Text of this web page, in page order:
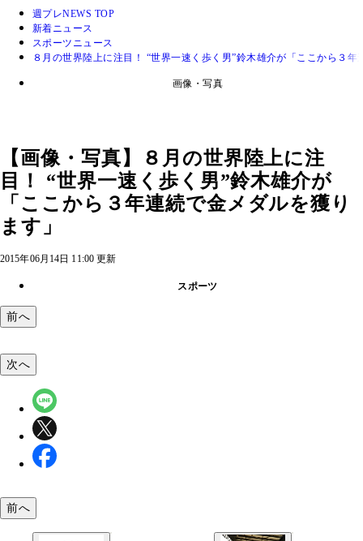
週プレNEWS TOP
新着ニュース
スポーツニュース
８月の世界陸上に注目！ “世界一速く歩く男”鈴木雄介が「ここから３
画像・写真
【画像・写真】８月の世界陸上に注
目！ “世界一速く歩く男”鈴木雄介が
「ここから３年連続で金メダルを獲り
ます」
2015年06月14日 11:00 更新
スポーツ
前へ
次へ
前へ